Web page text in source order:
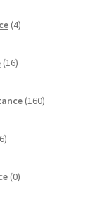
4izdelki
16izdelkov
160izdelkov
izdelkov
0izdelkov